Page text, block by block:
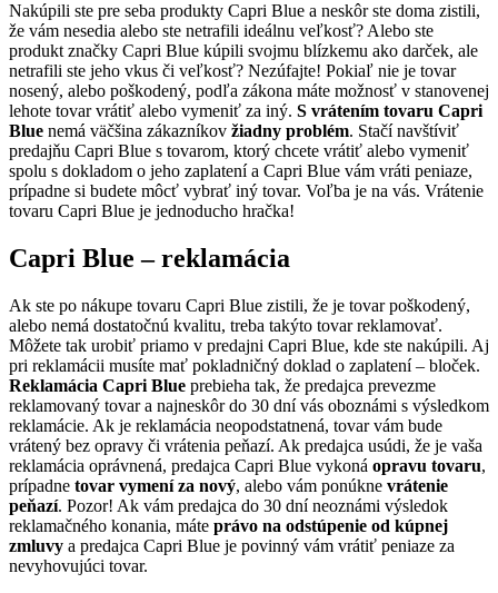
Nakúpili ste pre seba produkty Capri Blue a neskôr ste doma zistili,
že vám nesedia alebo ste netrafili ideálnu veľkosť? Alebo ste
produkt značky Capri Blue kúpili svojmu blízkemu ako darček, ale
netrafili ste jeho vkus či veľkosť? Nezúfajte! Pokiaľ nie je tovar
nosený, alebo poškodený, podľa zákona máte možnosť v stanovenej
lehote tovar vrátiť alebo vymeniť za iný. S vrátením tovaru Capri
Blue nemá väčšina zákazníkov žiadny problém. Stačí navštíviť
predajňu Capri Blue s tovarom, ktorý chcete vrátiť alebo vymeniť
spolu s dokladom o jeho zaplatení a Capri Blue vám vráti peniaze,
prípadne si budete môcť vybrať iný tovar. Voľba je na vás. Vrátenie
tovaru Capri Blue je jednoducho hračka!
Capri Blue – reklamácia
Ak ste po nákupe tovaru Capri Blue zistili, že je tovar poškodený,
alebo nemá dostatočnú kvalitu, treba takýto tovar reklamovať.
Môžete tak urobiť priamo v predajni Capri Blue, kde ste nakúpili. Aj
pri reklamácii musíte mať pokladničný doklad o zaplatení – bloček.
Reklamácia Capri Blue prebieha tak, že predajca prevezme
reklamovaný tovar a najneskôr do 30 dní vás oboznámi s výsledkom
reklamácie. Ak je reklamácia neopodstatnená, tovar vám bude
vrátený bez opravy či vrátenia peňazí. Ak predajca usúdi, že je vaša
reklamácia oprávnená, predajca Capri Blue vykoná opravu tovaru,
prípadne tovar vymení za nový, alebo vám ponúkne vrátenie
peňazí. Pozor! Ak vám predajca do 30 dní neoznámi výsledok
reklamačného konania, máte právo na odstúpenie od kúpnej
zmluvy a predajca Capri Blue je povinný vám vrátiť peniaze za
nevyhovujúci tovar.